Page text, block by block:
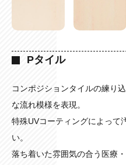
Pタイル
コンポジションタイルの練り
な流れ模様を表現。
特殊UVコーティングによって
い。
落ち着いた雰囲気の合う医療